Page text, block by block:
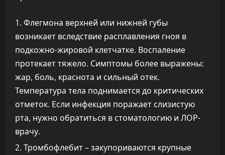
Флегмона верхней или нижней губы
возникает вследствие расплавления гноя в
подкожно-жировой клетчатке. Воспаление
протекает тяжело. Симптомы более выражены:
жар, боль, краснота и сильный отек.
Температура тела поднимается до критических
отметок. Если инфекция поражает слизистую
рта, нужно обратиться в стоматологию и ЛОР-
врачу.
Тромбофлебит – закупориваются крупные